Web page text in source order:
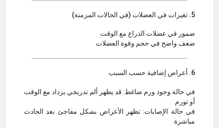
5. تغيرات في العضلات (في الحالات المزمنة)
ضمور في عضلات الذراع مع الوقت
ضعف واضح في حجم وقوة العضلات
6. أعراض إضافية حسب السبب
في حالة وجود ورم ضاغط: قد يظهر ألم تدريجي يزداد مع الوقت
أو تورم
في حالة الإصابات: تظهر الأعراض بشكل مفاجئ بعد الحادث
مباشرة